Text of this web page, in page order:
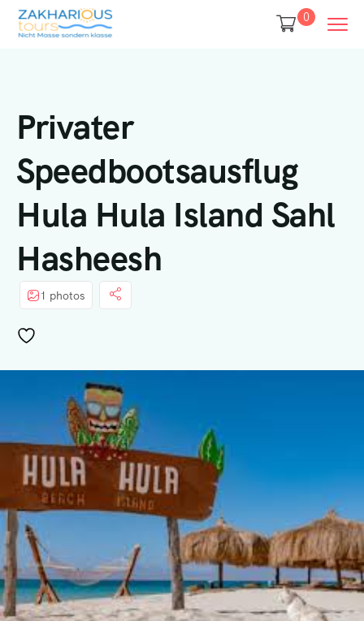
0
Privater
Speedbootsausflug
Hula Hula Island Sahl
Hasheesh
1 photos